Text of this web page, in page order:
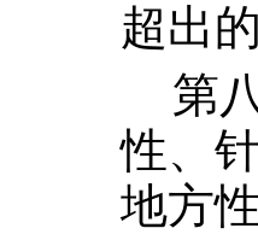
超出
第
性、
地方